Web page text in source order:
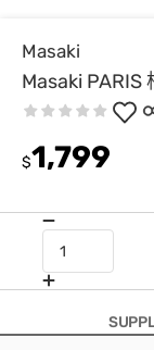
Masaki
Masaki PARIS
$1,799